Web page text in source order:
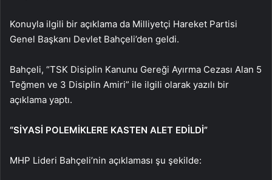
Konuyla ilgili bir açıklama da Milliyetçi Hareket Partisi
Genel Başkanı Devlet Bahçeli’den geldi.
Bahçeli, “TSK Disiplin Kanunu Gereği Ayırma Cezası Alan 5
Teğmen ve 3 Disiplin Amiri” ile ilgili olarak yazılı bir
açıklama yaptı.
“SİYASİ POLEMİKLERE KASTEN ALET EDİLDİ”
MHP Lideri Bahçeli’nin açıklaması şu şekilde: